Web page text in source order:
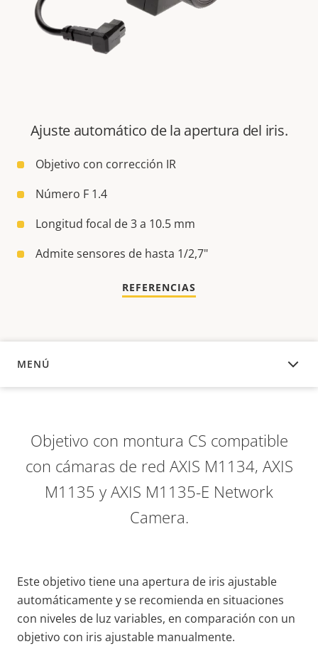
Ajuste automático de la apertura del iris.
Objetivo con corrección IR
Número F 1.4
Longitud focal de 3 a 10.5 mm
Admite sensores de hasta 1/2,7"
REFERENCIAS
MENÚ
DESCRIPCIÓN
Objetivo con montura CS compatible
con cámaras de red AXIS M1134, AXIS
M1135 y AXIS M1135-E Network
Camera.
Este objetivo tiene una apertura de iris ajustable
automáticamente y se recomienda en situaciones
con niveles de luz variables, en comparación con un
objetivo con iris ajustable manualmente.